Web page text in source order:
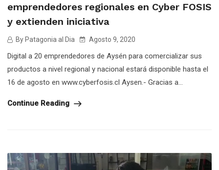
emprendedores regionales en Cyber FOSIS
y extienden iniciativa
By Patagonia al Dia Agosto 9, 2020
Digital a 20 emprendedores de Aysén para comercializar sus
productos a nivel regional y nacional estará disponible hasta el
16 de agosto en www.cyberfosis.cl Aysen.- Gracias a...
Continue Reading